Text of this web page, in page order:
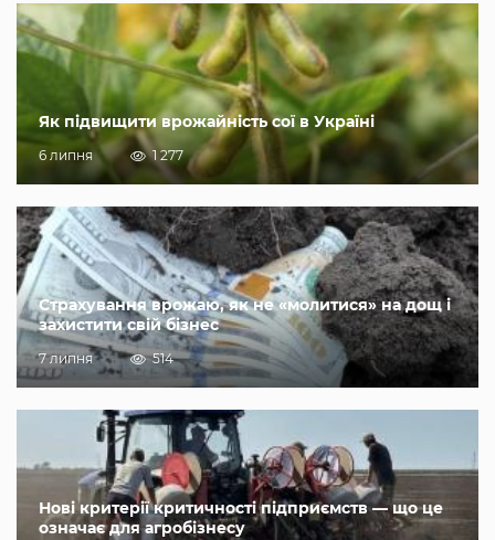
Як підвищити врожайність сої в Україні
6 липня 1 277
Страхування врожаю, як не «молитися» на дощ і
захистити свій бізнес
7 липня 514
Нові критерії критичності підприємств — що це
означає для агробізнесу